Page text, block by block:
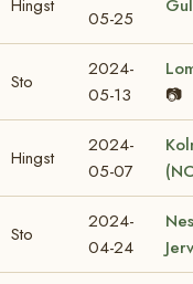
Hingst
05-25
Sto
2024-
05-13
📷
Hingst
2024-
05-07
Sto
2024-
04-24